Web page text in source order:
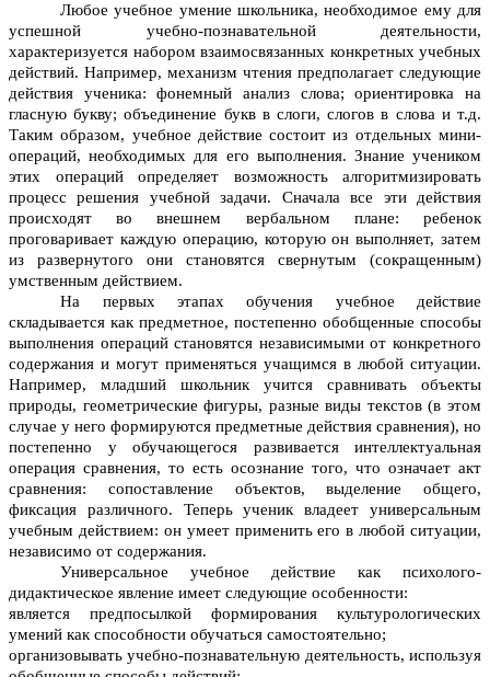
Любое учебное умение школьника, необходимое ему для
успешной учебно-познавательной деятельности,
характеризуется набором взаимосвязанных конкретных учебных
действий. Например, механизм чтения предполагает следующие
действия ученика: фонемный анализ слова; ориентировка на
гласную букву; объединение букв в слоги, слогов в слова и т.д.
Таким образом, учебное действие состоит из отдельных мини-
операций, необходимых для его выполнения. Знание учеником
этих операций определяет возможность алгоритмизировать
процесс решения учебной задачи. Сначала все эти действия
происходят во внешнем вербальном плане: ребенок
проговаривает каждую операцию, которую он выполняет, затем
из развернутого они становятся свернутым (сокращенным)
умственным действием.
На первых этапах обучения учебное действие
складывается как предметное, постепенно обобщенные способы
выполнения операций становятся независимыми от конкретного
содержания и могут применяться учащимся в любой ситуации.
Например, младший школьник учится сравнивать объекты
природы, геометрические фигуры, разные виды текстов (в этом
случае у него формируются предметные действия сравнения), но
постепенно у обучающегося развивается интеллектуальная
операция сравнения, то есть осознание того, что означает акт
сравнения: сопоставление объектов, выделение общего,
фиксация различного. Теперь ученик владеет универсальным
учебным действием: он умеет применить его в любой ситуации,
независимо от содержания.
Универсальное учебное действие как психолого-
дидактическое явление имеет следующие особенности:
является предпосылкой формирования культурологических
умений как способности обучаться самостоятельно;
организовывать учебно-познавательную деятельность, используя